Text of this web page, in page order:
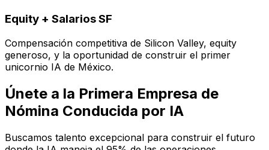
Equity + Salarios SF
Compensación competitiva de Silicon Valley, equity
generoso, y la oportunidad de construir el primer
unicornio IA de México.
Únete a la Primera Empresa de
Nómina Conducida por IA
Buscamos talento excepcional para construir el futuro